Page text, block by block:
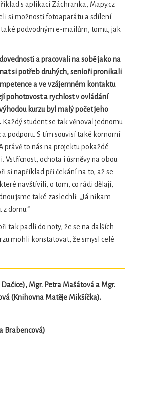
s aplikací Záchranka, Mapy.cz
si možnosti fotoaparátu a sdílení
podvodným e-mailům, tomu, jak
a pracovali na sobě jako na
si potřeb druhých, senioři pronikali
a ve vzájemném kontaktu
pohotovost a rychlost v ovládání
kurzu byl malý počet jeho
Každý student se tak věnoval jednomu
podporu. S tím souvisí také komorní
právě to nás na projektu pokaždé
Vstřícnost, ochota i úsměvy na obou
si například při čekání na to, až se
navštívili, o tom, co rádi dělají,
jsme také zaslechli: „Já nikam
domu.“
tak padli do noty, že se na dalších
mohli konstatovat, že smysl celé
Mgr. Petra Mašátová a Mgr.
(Knihovna Matěje Mikšíčka).
Brabencová)